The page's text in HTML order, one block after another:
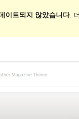
이트되지 않았습니다.